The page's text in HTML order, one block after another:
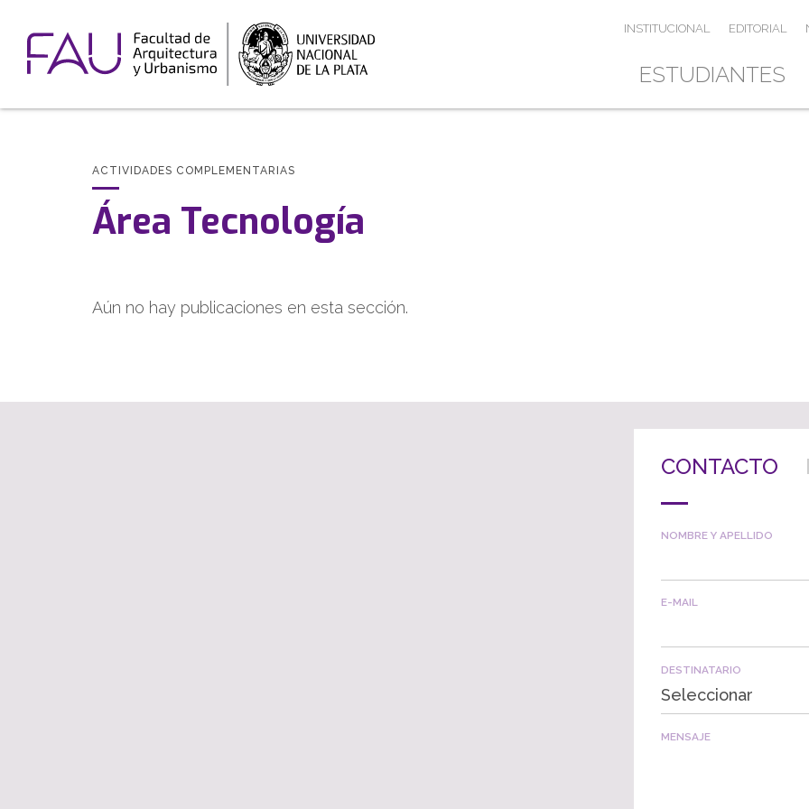
ESTUDIANTES
INSTITUCIONAL EDITORIAL
ACTIVIDADES COMPLEMENTARIAS
Área Tecnología
Aún no hay publicaciones en esta sección.
CONTACTO
NOMBRE Y APELLIDO
E-MAIL
DESTINATARIO
Seleccionar
MENSAJE